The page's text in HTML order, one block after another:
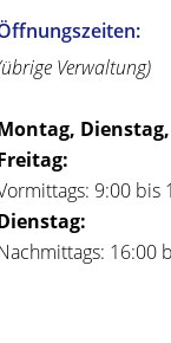
Verwaltung)
9:00 bis
16:00